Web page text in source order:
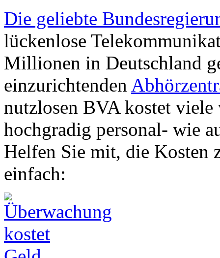
Die geliebte
lückenlose
Millionen in Deutschland
einzurichtenden
nutzlosen BVA kostet viele
hochgradig personal- wie
Helfen Sie mit, die Kosten
einfach: